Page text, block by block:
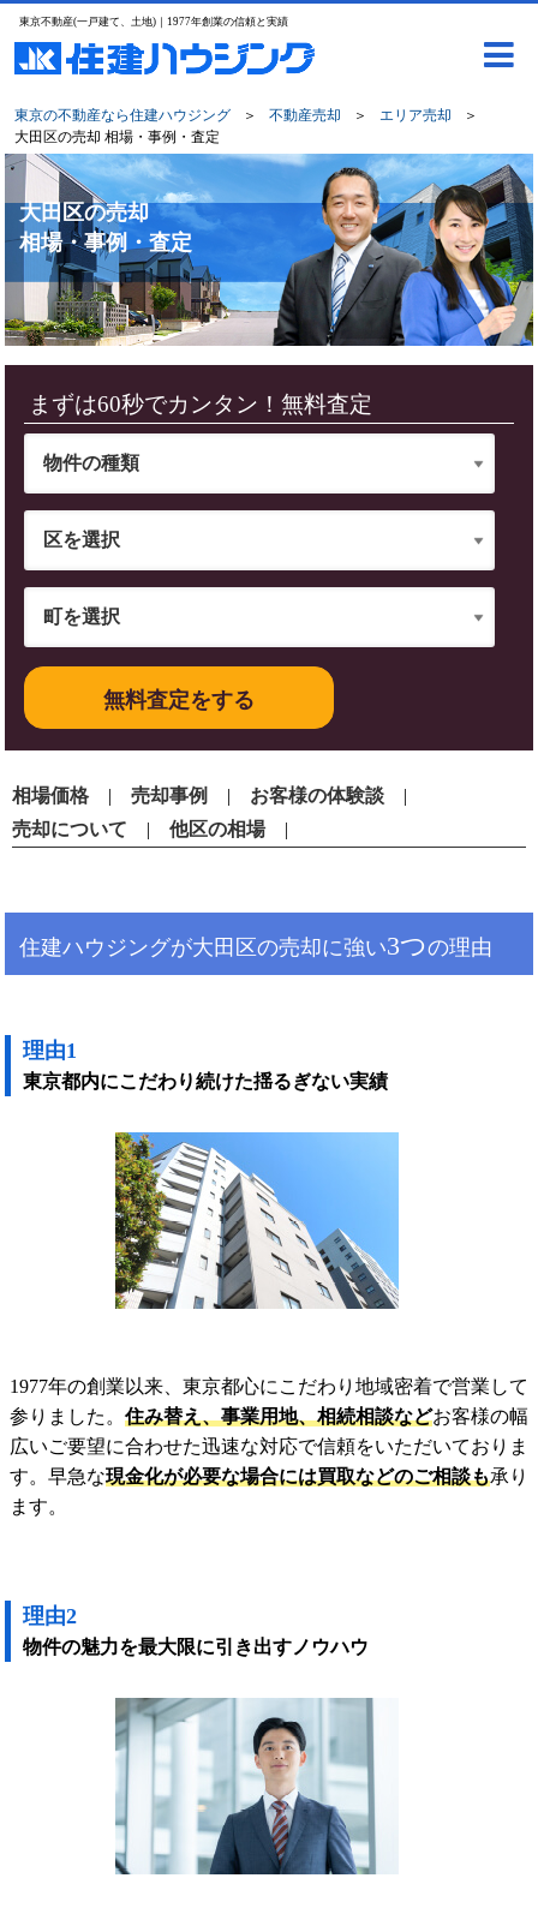
東京不動産(一戸建て、土地)｜1977年創業の信頼と実績
東京の不動産なら住建ハウジング ＞ 不動産売却 ＞ エリア売却
＞
大田区の売却 相場・事例・査定
大田区の売却
相場・事例・査定
まずは60秒でカンタン！無料査定
無料査定をする
相場価格 売却事例
お客様の体験談
売却について
他区の相場
住建ハウジングが大田区の売却に強い3つの理由
理由1
東京都内にこだわり続けた揺るぎない実績
1977年の創業以来、東京都心にこだわり地域密着で営業して
参りました。 住み替え、事業用地、相続相談などお客様の幅
広いご要望に合わせた迅速な対応で信頼をいただいておりま
す。早急な現金化が必要な場合には買取などのご相談も承り
ます。
理由2
物件の魅力を最大限に引き出すノウハウ